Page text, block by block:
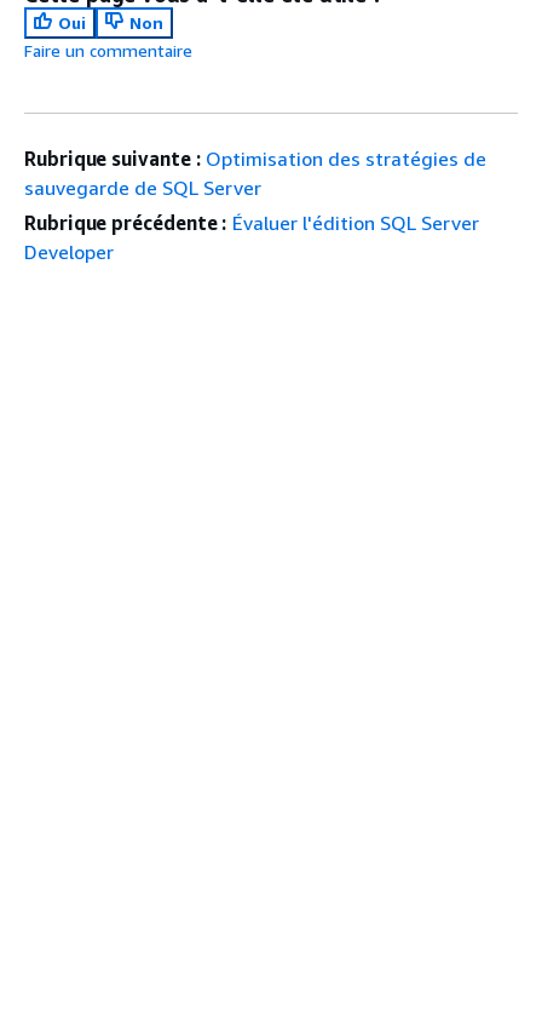
Oui
Non
Faire un commentaire
Rubrique suivante : Optimisation des stratégies de
sauvegarde de SQL Server
Rubrique précédente : Évaluer l'édition SQL Server
Developer